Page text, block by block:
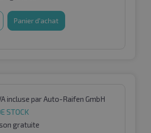
Panier d'achat
incluse par Auto-Raifen GmbH
STOCK
gratuite